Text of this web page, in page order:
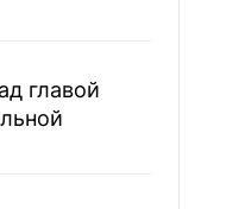
главой